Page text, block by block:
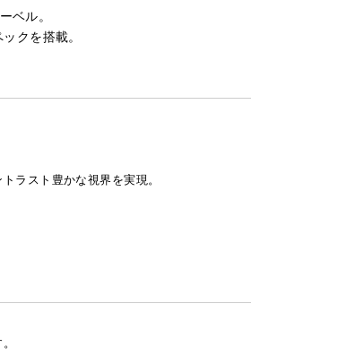
ベル。
クを搭載。
ラスト豊かな視界を実現。